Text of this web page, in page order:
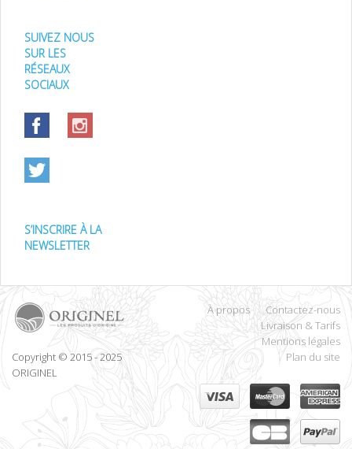
SUIVEZ NOUS
SUR LES
RÉSEAUX
SOCIAUX
S’INSCRIRE À LA
NEWSLETTER
Copyright © 2015 - 2025
ORIGINEL
À propos
Contactez-nous
Livraison & Tarifs
Mentions légales
Plan du site